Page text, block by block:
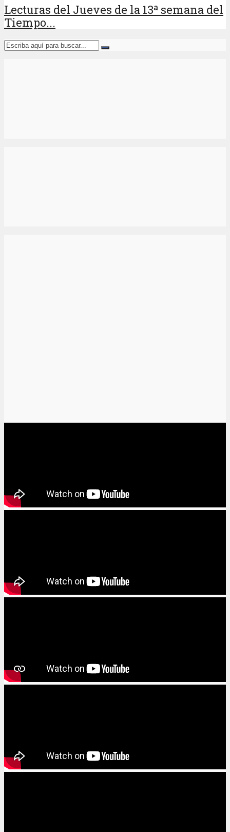
Lecturas del Jueves de la 13ª semana del
Tiempo...